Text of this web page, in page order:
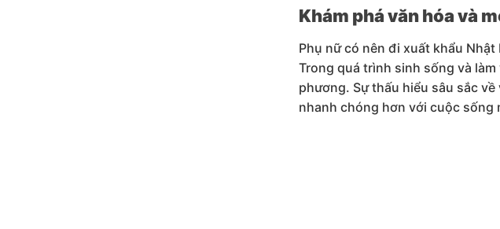
Khám phá văn hóa và
Phụ nữ có nên đi xuất khẩu
Trong quá trình sinh sống và
phương. Sự thấu hiểu sâu sắc
nhanh chóng hơn với cuộc sống